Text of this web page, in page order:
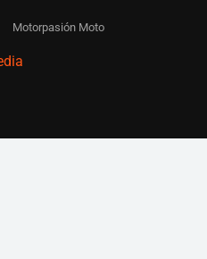
Motorpasión Moto